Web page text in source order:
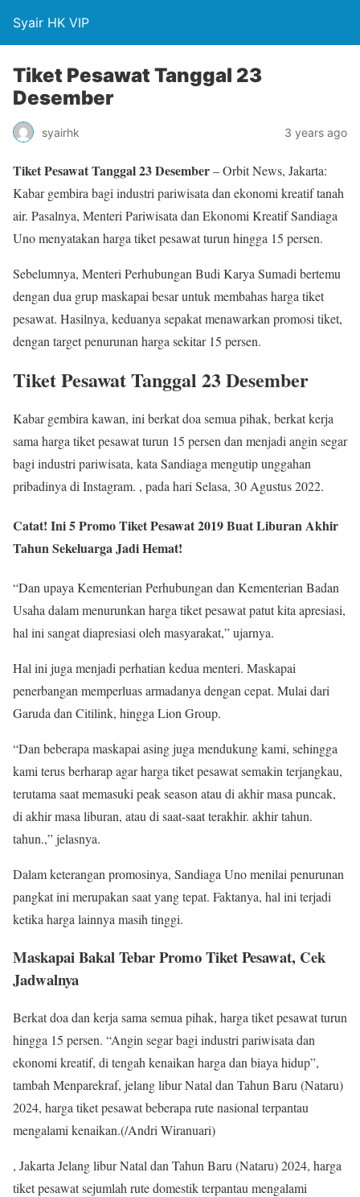
Syair HK VIP
Tiket Pesawat Tanggal 23
Desember
syairhk 3 years ago
Tiket Pesawat Tanggal 23 Desember– Orbit News, Jakarta:
Kabar gembira bagi industri pariwisata dan ekonomi kreatif tanah
air. Pasalnya, Menteri Pariwisata dan Ekonomi Kreatif Sandiaga
Uno menyatakan harga tiket pesawat turun hingga 15 persen.
Sebelumnya, Menteri Perhubungan Budi Karya Sumadi bertemu
dengan dua grup maskapai besar untuk membahas harga tiket
pesawat. Hasilnya, keduanya sepakat menawarkan promosi tiket,
dengan target penurunan harga sekitar 15 persen.
Tiket Pesawat Tanggal 23 Desember
Kabar gembira kawan, ini berkat doa semua pihak, berkat kerja
sama harga tiket pesawat turun 15 persen dan menjadi angin segar
bagi industri pariwisata, kata Sandiaga mengutip unggahan
pribadinya di Instagram. , pada hari Selasa, 30 Agustus 2022.
Catat! Ini 5 Promo Tiket Pesawat 2019 Buat Liburan Akhir
Tahun Sekeluarga Jadi Hemat!
“Dan upaya Kementerian Perhubungan dan Kementerian Badan
Usaha dalam menurunkan harga tiket pesawat patut kita apresiasi,
hal ini sangat diapresiasi oleh masyarakat,” ujarnya.
Hal ini juga menjadi perhatian kedua menteri. Maskapai
penerbangan memperluas armadanya dengan cepat. Mulai dari
Garuda dan Citilink, hingga Lion Group.
“Dan beberapa maskapai asing juga mendukung kami, sehingga
kami terus berharap agar harga tiket pesawat semakin terjangkau,
terutama saat memasuki peak season atau di akhir masa puncak,
di akhir masa liburan, atau di saat-saat terakhir. akhir tahun.
tahun.,” jelasnya.
Dalam keterangan promosinya, Sandiaga Uno menilai penurunan
pangkat ini merupakan saat yang tepat. Faktanya, hal ini terjadi
ketika harga lainnya masih tinggi.
Maskapai Bakal Tebar Promo Tiket Pesawat, Cek
Jadwalnya
Berkat doa dan kerja sama semua pihak, harga tiket pesawat turun
hingga 15 persen. “Angin segar bagi industri pariwisata dan
ekonomi kreatif, di tengah kenaikan harga dan biaya hidup”,
tambah Menparekraf, jelang libur Natal dan Tahun Baru (Nataru)
2024, harga tiket pesawat beberapa rute nasional terpantau
mengalami kenaikan.(/Andri Wiranuari)
, Jakarta Jelang libur Natal dan Tahun Baru (Nataru) 2024, harga
tiket pesawat sejumlah rute domestik terpantau mengalami